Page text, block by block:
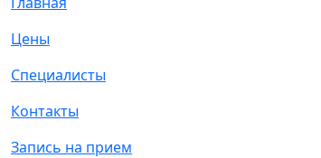
Цены
Специалисты
Контакты
Запись на прием